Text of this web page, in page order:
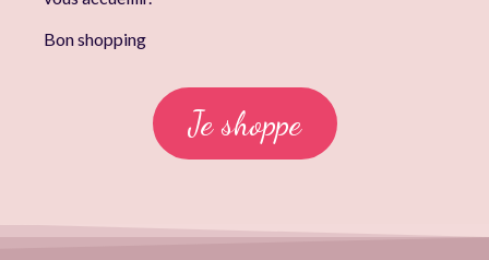
Bon shopping
Je shoppe